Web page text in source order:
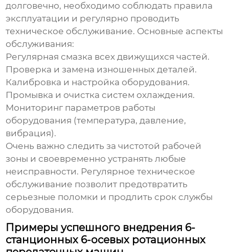
долговечно, необходимо соблюдать правила
эксплуатации и регулярно проводить
техническое обслуживание. Основные аспекты
обслуживания:
Регулярная смазка всех движущихся частей.
Проверка и замена изношенных деталей.
Калибровка и настройка оборудования.
Промывка и очистка систем охлаждения.
Мониторинг параметров работы
оборудования (температура, давление,
вибрация).
Очень важно следить за чистотой рабочей
зоны и своевременно устранять любые
неисправности. Регулярное техническое
обслуживание позволит предотвратить
серьезные поломки и продлить срок службы
оборудования.
Примеры успешного внедрения 6-
станционных 6-осевых ротационных